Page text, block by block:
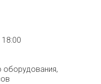
18:00